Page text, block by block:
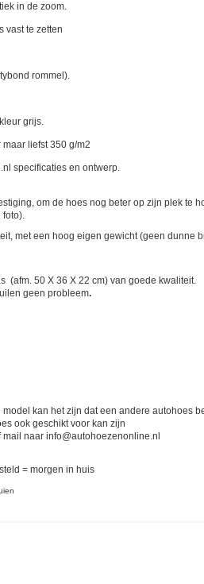
in de zoom.
vast te zetten
rommel).
grijs.
liefst 350 g/m2
specificaties en ontwerp.
om de hoes nog beter op zijn plek te
foto).
met een hoog eigen gewicht (geen dunne
(afm. 50 X 36 X 22 cm) van goede kwaliteit.
geen probleem.
kan het zijn dat een andere autohoes
ook geschikt voor kan zijn
mail naar info@autohoezenonline.nl
= morgen in huis